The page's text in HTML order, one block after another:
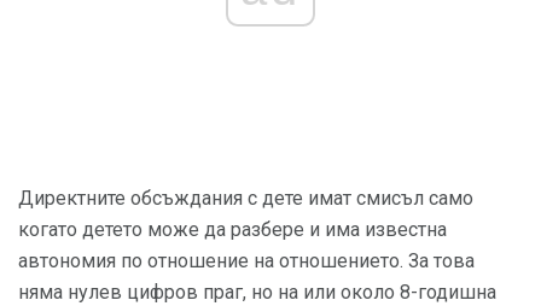
Директните обсъждания с дете имат смисъл само
когато детето може да разбере и има известна
автономия по отношение на отношението. За това
няма нулев цифров праг, но на или около 8-годишна